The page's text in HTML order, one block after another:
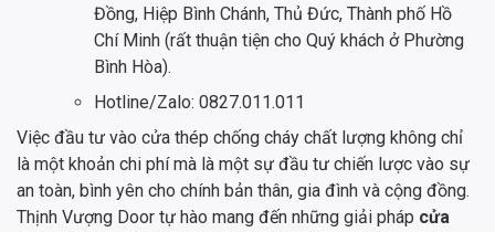
Đồng, Hiệp Bình Chánh, Thủ Đức, Thành phố Hồ
Chí Minh (rất thuận tiện cho Quý khách ở Phường
Bình Hòa).
Hotline/Zalo: 0827.011.011
Việc đầu tư vào cửa thép chống cháy chất lượng không chỉ
là một khoản chi phí mà là một sự đầu tư chiến lược vào sự
an toàn, bình yên cho chính bản thân, gia đình và cộng đồng.
Thịnh Vượng Door tự hào mang đến những giải pháp cửa